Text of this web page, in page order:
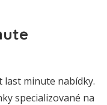
last minute nabídky.
specializované na